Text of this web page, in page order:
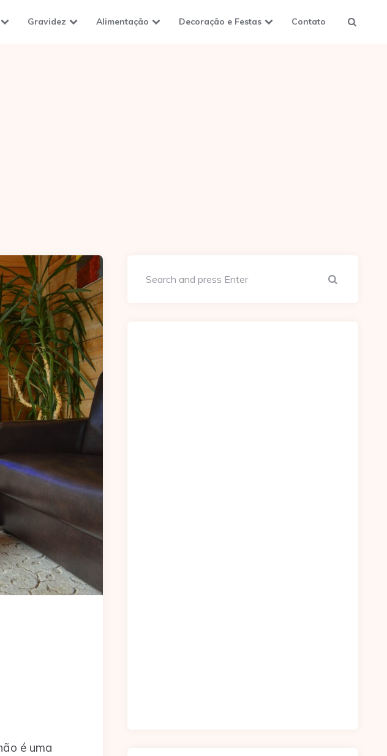
Gravidez Alimentação Decoração e Festas Contato
é uma